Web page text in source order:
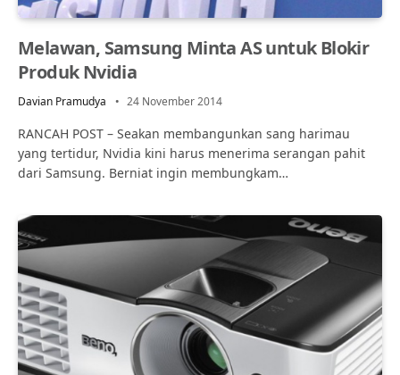
Melawan, Samsung Minta AS untuk Blokir
Produk Nvidia
Davian Pramudya 24 November 2014
RANCAH POST – Seakan membangunkan sang harimau
yang tertidur, Nvidia kini harus menerima serangan pahit
dari Samsung. Berniat ingin membungkam…